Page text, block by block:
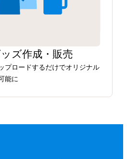
ズ作成・販売
プロードするだけでオリジナル
能に